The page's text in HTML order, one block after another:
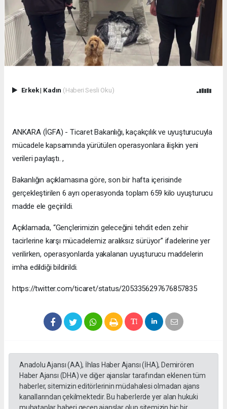
Erkek| Kadın (Haberi Sesli Oku)
ANKARA (İGFA) - Ticaret Bakanlığı, kaçakçılık ve uyuşturucuyla
mücadele kapsamında yürütülen operasyonlara ilişkin yeni
verileri paylaştı. ,
Bakanlığın açıklamasına göre, son bir hafta içerisinde
gerçekleştirilen 6 ayrı operasyonda toplam 659 kilo uyuşturucu
madde ele geçirildi.
Açıklamada, “Gençlerimizin geleceğini tehdit eden zehir
tacirlerine karşı mücadelemiz aralıksız sürüyor” ifadelerine yer
verilirken, operasyonlarda yakalanan uyuşturucu maddelerin
imha edildiği bildirildi.
https://twitter.com/ticaret/status/2053356297676857835
Anadolu Ajansı (AA), İhlas Haber Ajansı (İHA), Demirören
Haber Ajansı (DHA) ve diğer ajanslar tarafından eklenen tüm
haberler, sitemizin editörlerinin müdahalesi olmadan ajans
kanallarından çekilmektedir. Bu haberlerde yer alan hukuki
muhataplar haberi geçen ajanslar olup sitemizin hiç bir